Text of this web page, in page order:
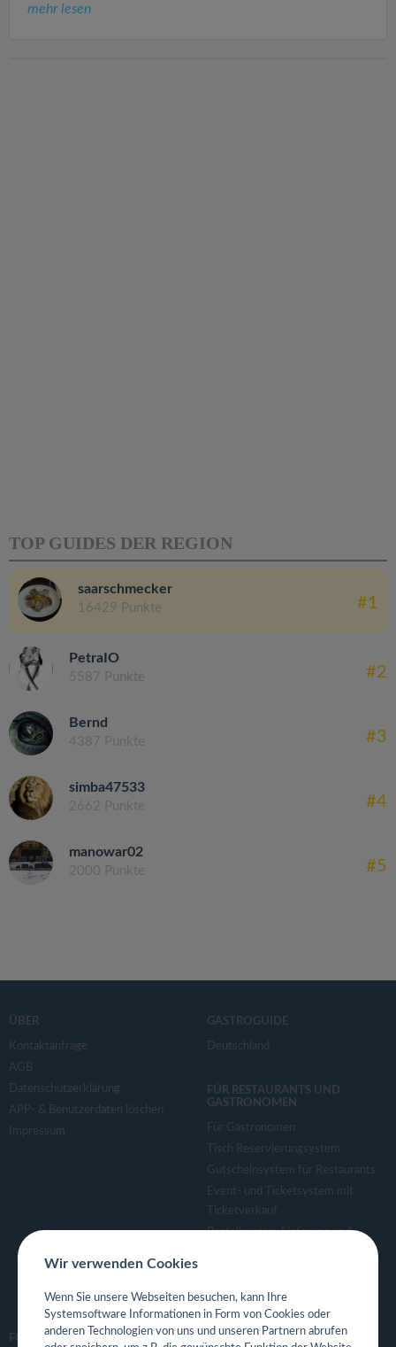
mehr lesen
TOP GUIDES DER REGION
saarschmecker
16429 Punkte #1
PetraIO
5587 Punkte #2
Bernd
4387 Punkte #3
simba47533
2662 Punkte #4
manowar02
2000 Punkte #5
ÜBER
Kontaktanfrage
AGB
Datenschutzerklärung
APP- & Benutzerdaten löschen
Impressum
GASTROGUIDE
Deutschland
FÜR RESTAURANTS UND
GASTRONOMEN
Für Gastronomen
Tisch Reservierungsystem
Gutscheinsystem für Restaurants
Event- und Ticketsystem mit
Ticketverkauf
Bestellsystem Lieferung und
Eigene App für Restaurant
FOLGE UNS
Wir verwenden Cookies
Wenn Sie unsere Webseiten besuchen, kann Ihre
Systemsoftware Informationen in Form von Cookies oder
anderen Technologien von uns und unseren Partnern abrufen